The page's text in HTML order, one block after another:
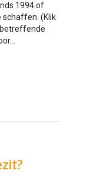
1994 of
schaffen. (Klik